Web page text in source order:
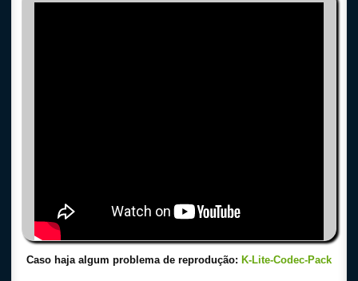
Caso haja algum problema de reprodução: K-Lite-Codec-Pack